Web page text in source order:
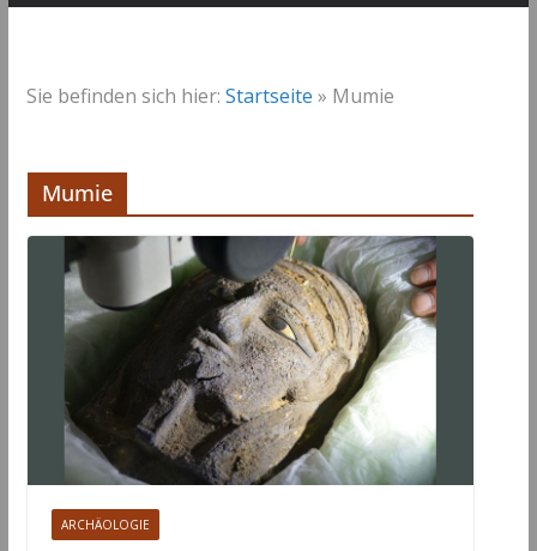
Sie befinden sich hier: Startseite » Mumie
Mumie
ARCHÄOLOGIE